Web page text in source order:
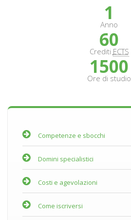
1
Anno
60
Crediti ECTS
1500
Ore di studio
Competenze e sbocchi
Domini specialistici
Costi e agevolazioni
Come iscriversi